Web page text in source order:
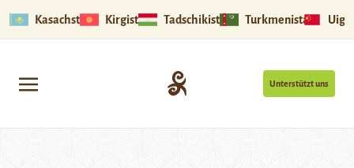
Kasachstan Kirgistan Tadschikistan Turkmenistan
Unterstützt uns